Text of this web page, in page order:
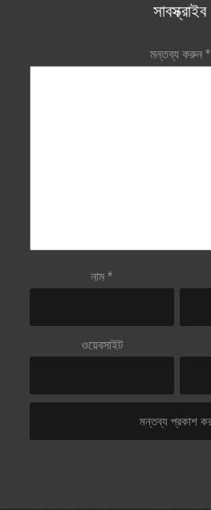
সাবস্ক্রাইব
মন্তব্য করুন *
নাম*
ওয়েবসাইট